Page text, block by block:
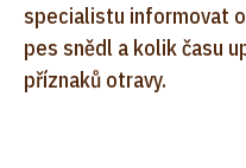
specialistu informovat
pes snědl a kolik času
příznaků otravy.